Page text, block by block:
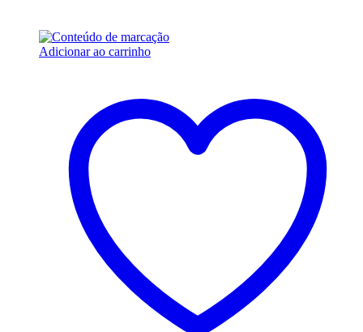
Adicionar ao carrinho